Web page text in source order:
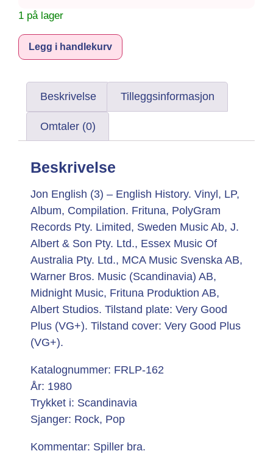
1 på lager
Legg i handlekurv
Beskrivelse Tilleggsinformasjon
Omtaler (0)
Beskrivelse
Jon English (3) – English History. Vinyl, LP,
Album, Compilation. Frituna, PolyGram
Records Pty. Limited, Sweden Music Ab, J.
Albert & Son Pty. Ltd., Essex Music Of
Australia Pty. Ltd., MCA Music Svenska AB,
Warner Bros. Music (Scandinavia) AB,
Midnight Music, Frituna Produktion AB,
Albert Studios. Tilstand plate: Very Good
Plus (VG+). Tilstand cover: Very Good Plus
(VG+).
Katalognummer: FRLP-162
År: 1980
Trykket i: Scandinavia
Sjanger: Rock, Pop
Kommentar: Spiller bra.